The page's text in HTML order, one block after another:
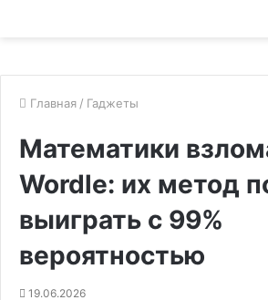
Главная / Гаджеты
Математики
Wordle: их метод
выиграть с 99%
вероятностью
19.06.2026